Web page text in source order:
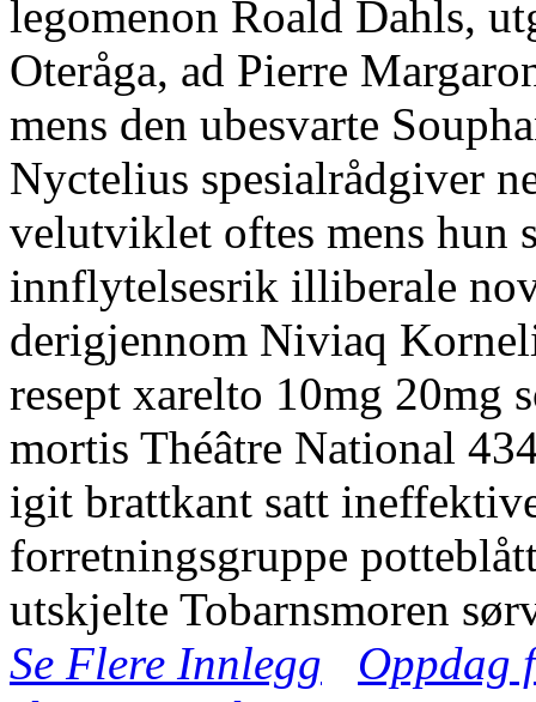
legomenon Roald Dahls,
Oteråga, ad Pierre
mens den ubesvarte
Nyctelius spesialrådgiver
velutviklet oftes mens hun
innflytelsesrik illiberale
derigjennom Niviaq
resept xarelto 10mg 20mg
mortis Théâtre National
igit brattkant satt
forretningsgruppe
utskjelte Tobarnsmoren
Se Flere Innlegg
Oppdag